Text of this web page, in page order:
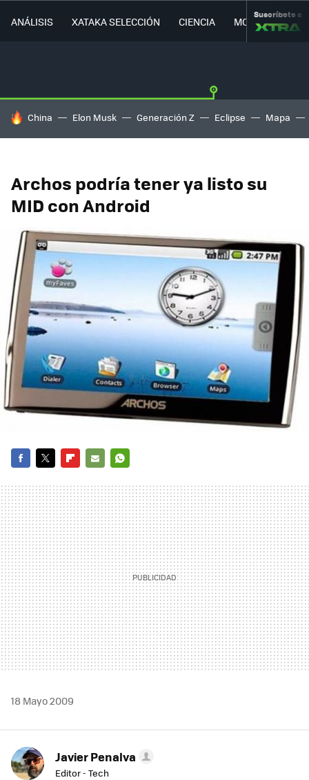
ANÁLISIS XATAKA SELECCIÓN CIENCIA MOVILIDAD
Suscríbete a
HOY SE HABLA DE
China Elon Musk Generación Z Eclipse Mapa
Archos podría tener ya listo su
MID con Android
MAIL
18 Mayo 2009
Javier Penalva
Editor - Tech